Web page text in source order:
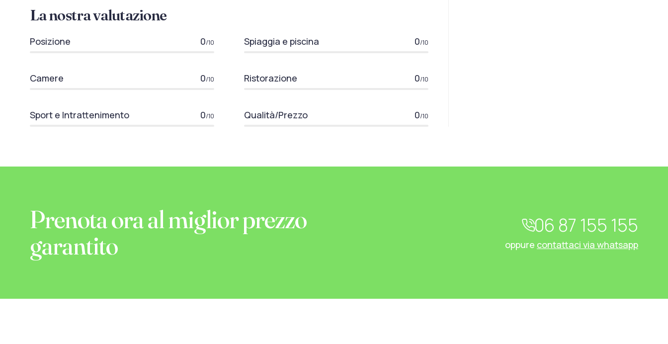
La nostra valutazione
Posizione 0/10 Spiaggia e piscina 0/10
Camere 0/10 Ristorazione 0/10
Sport e Intrattenimento 0/10 Qualità/Prezzo 0/10
Prenota ora al miglior prezzo
garantito
06 87 155 155
oppure contattaci via whatsapp